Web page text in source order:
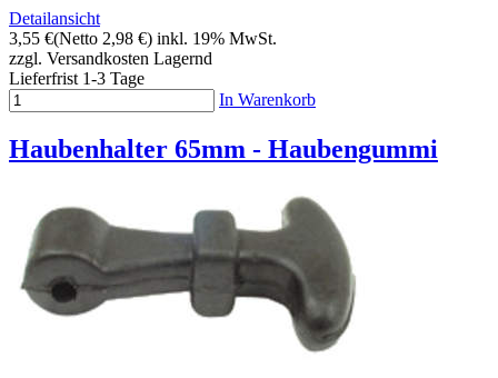
Detailansicht
3,55 €(Netto 2,98 €) inkl. 19% MwSt.
zzgl. Versandkosten Lagernd
Lieferfrist 1-3 Tage
In Warenkorb
Haubenhalter 65mm - Haubengummi